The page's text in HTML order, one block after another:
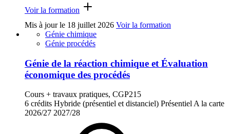
Voir la formation
Mis à jour le 18 juillet 2026 Voir la formation
Génie chimique
Génie procédés
Génie de la réaction chimique et Évaluation
économique des procédés
Cours + travaux pratiques, CGP215
6 crédits Hybride (présentiel et distanciel) PrésentielA la carte
2026/27 2027/28